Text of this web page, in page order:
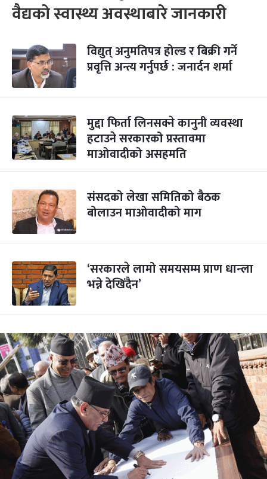
वैद्यको स्वास्थ्य अवस्थाबारे जानकारी
विद्युत् अनुमतिपत्र होल्ड र बिक्री गर्ने
प्रवृत्ति अन्त्य गर्नुपर्छ : जनार्दन शर्मा
मुद्दा फिर्ता लिनसक्ने कानुनी व्यवस्था
हटाउने सरकारको प्रस्तावमा
माओवादीको असहमति
संसदको लेखा समितिको बैठक
बोलाउन माओवादीको माग
‘सरकारले लामो समयसम्म प्राण धान्ला
भन्ने देखिंदैन’